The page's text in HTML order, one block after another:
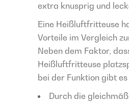
extra knusprig und
Eine Heißluftfritteuse
Vorteile im Vergleich
Neben dem Faktor,
Heißluftfritteuse
bei der Funktion gibt
Durch die